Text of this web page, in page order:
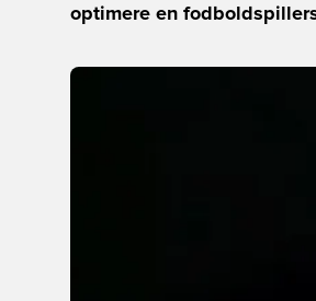
optimere en